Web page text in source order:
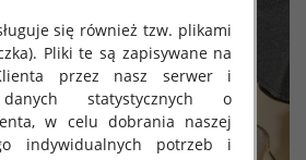
się również tzw. plikami
Pliki te są zapisywane na
przez nasz serwer i
statystycznych o
w celu dobrania naszej
indywidualnych potrzeb i